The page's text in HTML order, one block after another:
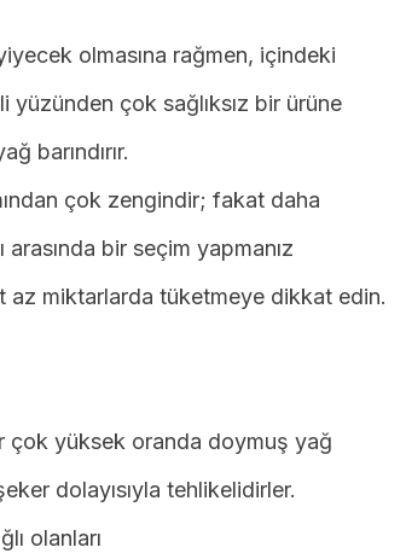
olmasına rağmen, içindeki
yüzünden çok sağlıksız bir ürüne
barındırır.
çok zengindir; fakat daha
bir seçim yapmanız
az miktarlarda tüketmeye dikkat edin.
çok yüksek oranda doymuş yağ
dolayısıyla tehlikelidirler.
olanları